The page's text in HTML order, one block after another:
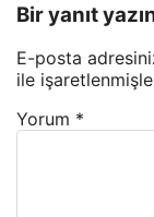
Bir yanıt
E-posta
ile
Yorum *